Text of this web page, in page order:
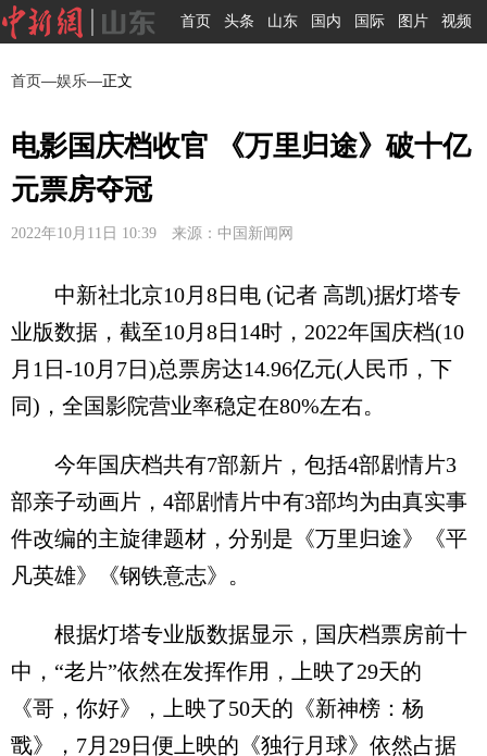
首页 头条 山东 国内 国际 图片 视频
首页—娱乐—正文
电影国庆档收官 《万里归途》破十亿
元票房夺冠
2022年10月11日 10:39 来源：中国新闻网
中新社北京10月8日电 (记者 高凯)据灯塔专
业版数据，截至10月8日14时，2022年国庆档(10
月1日-10月7日)总票房达14.96亿元(人民币，下
同)，全国影院营业率稳定在80%左右。
今年国庆档共有7部新片，包括4部剧情片3
部亲子动画片，4部剧情片中有3部均为由真实事
件改编的主旋律题材，分别是《万里归途》《平
凡英雄》《钢铁意志》。
根据灯塔专业版数据显示，国庆档票房前十
中，“老片”依然在发挥作用，上映了29天的
《哥，你好》，上映了50天的《新神榜：杨
戬》，7月29日便上映的《独行月球》依然占据